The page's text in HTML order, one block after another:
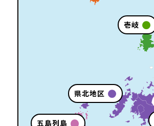
壱岐
県北地区
五島列島